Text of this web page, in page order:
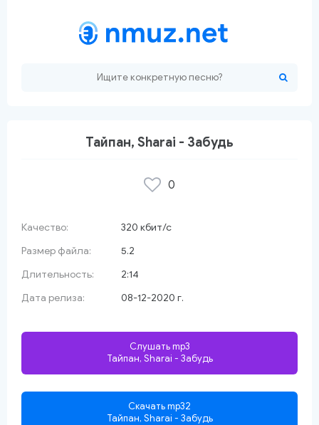
Тайпан, Sharai - Забудь
0
Качество:
320 кбит/с
Размер файла:
5.2
Длительность:
2:14
Дата релиза:
08-12-2020 г.
Слушать mp3
Тайпан, Sharai - Забудь
Скачать mp32
Тайпан, Sharai - Забудь
сарафан